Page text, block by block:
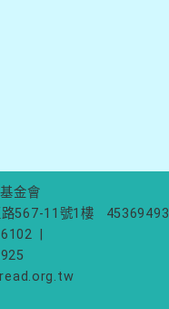
金會
567-11號1樓
45369493